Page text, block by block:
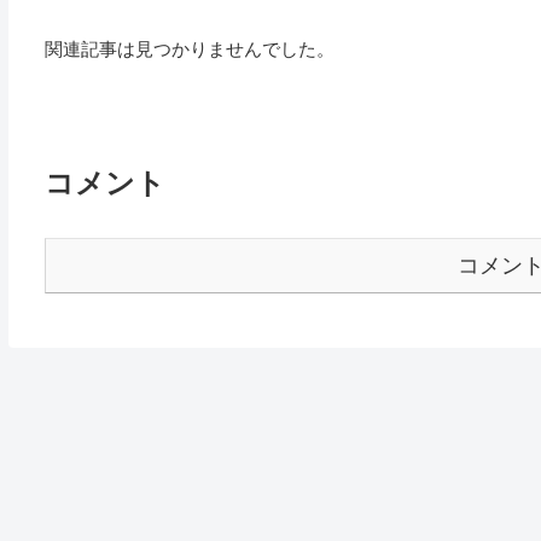
関連記事は見つかりませんでした。
コメント
コメン